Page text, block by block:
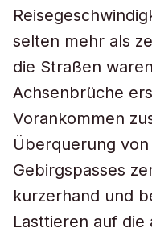
selten mehr als
die Straßen
Achsenbrüche
Vorankommen
Überquerung
Gebirgspasses
kurzerhand und
Lasttieren auf die